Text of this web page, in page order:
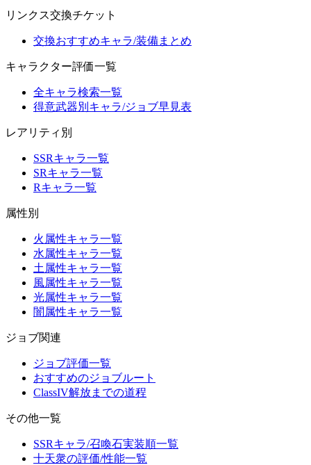
リンクス交換チケット
交換おすすめキャラ/装備まとめ
キャラクター評価一覧
全キャラ検索一覧
得意武器別キャラ/ジョブ早見表
レアリティ別
SSRキャラ一覧
SRキャラ一覧
Rキャラ一覧
属性別
火属性キャラ一覧
水属性キャラ一覧
土属性キャラ一覧
風属性キャラ一覧
光属性キャラ一覧
闇属性キャラ一覧
ジョブ関連
ジョブ評価一覧
おすすめのジョブルート
ClassIV解放までの道程
その他一覧
SSRキャラ/召喚石実装順一覧
十天衆の評価/性能一覧